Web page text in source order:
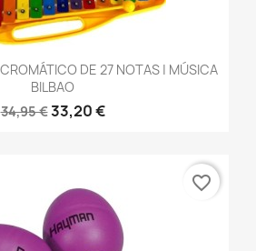
DE 27 NOTAS | MÚSICA
BILBAO
34,95 €33,20 €
favorite_border